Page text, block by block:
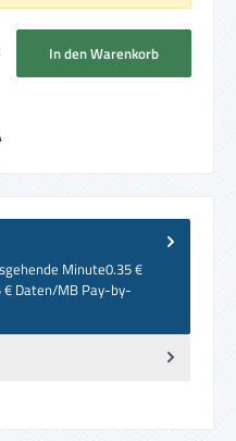
ein oder benutze die Schaltflächen um
In den Warenkorb
Minute0.35 €
€ Daten/MB Pay-by-